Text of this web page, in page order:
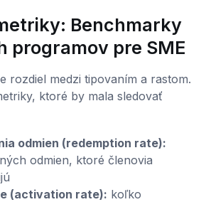
Benchmarky
programov pre SME
rozdiel medzi tipovaním a rastom.
ktoré by mala sledovať
odmien (redemption rate):
odmien, ktoré členovia
(activation rate): koľko